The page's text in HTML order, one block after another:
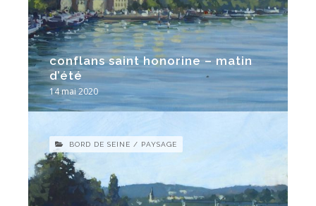
14 mai 2020
conflans saint honorine – matin
d’été
BORD DE SEINE / PAYSAGE